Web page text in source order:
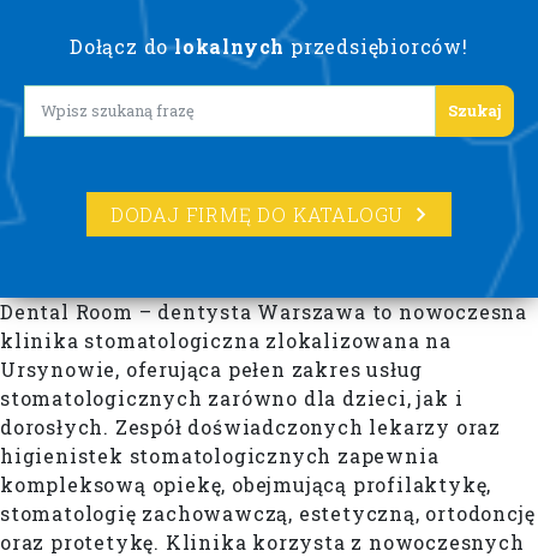
Dołącz dolokalnych przedsiębiorców!
Lorem ipsum
DODAJ FIRMĘ DO KATALOGU
Dental Room – dentysta Warszawa to nowoczesna
klinika stomatologiczna zlokalizowana na
Ursynowie, oferująca pełen zakres usług
stomatologicznych zarówno dla dzieci, jak i
dorosłych. Zespół doświadczonych lekarzy oraz
higienistek stomatologicznych zapewnia
kompleksową opiekę, obejmującą profilaktykę,
stomatologię zachowawczą, estetyczną, ortodoncję
oraz protetykę. Klinika korzysta z nowoczesnych